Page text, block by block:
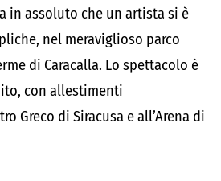
in assoluto che un artista si è
nel meraviglioso parco
di Caracalla. Lo spettacolo è
con allestimenti
Greco di Siracusa e all’Arena di